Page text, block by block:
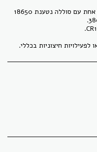
זמן עבודה מקסימלי עד 180 שעות בטעינה אחת עם סוללה נטענת 18650
חיצוניות בכללי.